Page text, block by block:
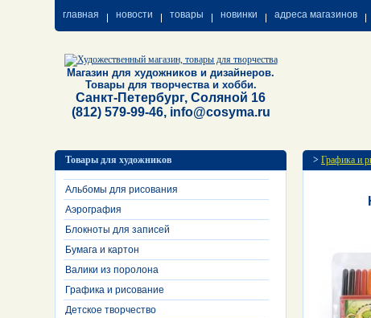
главная новости товары новинки адреса магазинов
Магазин для художников и дизайнеров.
Товары для творчества и хобби.
Санкт-Петербург, Соляной 16
(812) 579-99-46, info@cosyma.ru
Товары для художников
Альбомы для рисования
Аэрография
Блокноты для записей
Бумага и картон
Валики из поролона
Графика и рисование
Детское творчество
> Графика и